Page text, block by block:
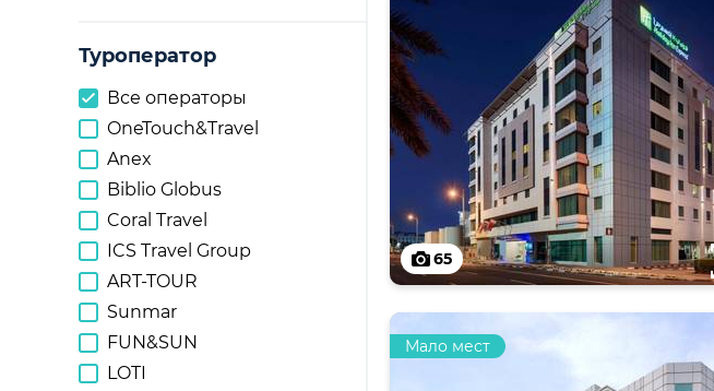
Туроператор
Все операторы
OneTouch&Travel
Anex
Biblio Globus
Coral Travel
ICS Travel Group
ART-TOUR
Sunmar
FUN&SUN
LOTI
65
Мало мест